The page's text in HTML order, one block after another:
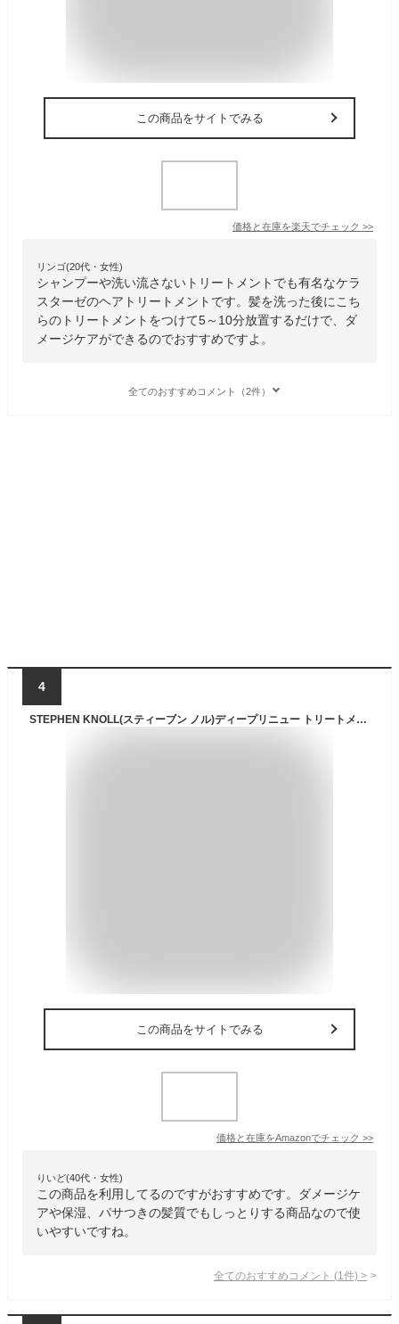
この商品をサイトでみる
価格と在庫を楽天でチェック >>
リンゴ(20代・女性)
シャンプーや洗い流さないトリートメントでも有名なケラ
スターゼのヘアトリートメントです。髪を洗った後にこち
らのトリートメントをつけて5～10分放置するだけで、ダ
メージケアができるのでおすすめですよ。
全てのおすすめコメント（2件）
4
STEPHEN KNOLL(スティーブン ノル)ディープリニュー トリートメントマスク 260g トリートメント 洗い流す ダメージヘア用
この商品をサイトでみる
価格と在庫をAmazonでチェック >>
りいど(40代・女性)
この商品を利用してるのですがおすすめです。ダメージケ
アや保湿、パサつきの髪質でもしっとりする商品なので使
いやすいですね。
全てのおすすめコメント (1 件) >